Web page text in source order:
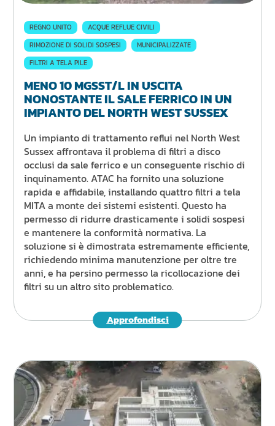
REGNO UNITO
ACQUE REFLUE CIVILI
RIMOZIONE DI SOLIDI SOSPESI
MUNICIPALIZZATE
FILTRI A TELA PILE
MENO 10 MGSST/L IN USCITA
NONOSTANTE IL SALE FERRICO IN UN
IMPIANTO DEL NORTH WEST SUSSEX
Un impianto di trattamento reflui nel North West
Sussex affrontava il problema di filtri a disco
occlusi da sale ferrico e un conseguente rischio di
inquinamento. ATAC ha fornito una soluzione
rapida e affidabile, installando quattro filtri a tela
MITA a monte dei sistemi esistenti. Questo ha
permesso di ridurre drasticamente i solidi sospesi
e mantenere la conformità normativa. La
soluzione si è dimostrata estremamente efficiente,
richiedendo minima manutenzione per oltre tre
anni, e ha persino permesso la ricollocazione dei
filtri su un altro sito problematico.
Approfondisci